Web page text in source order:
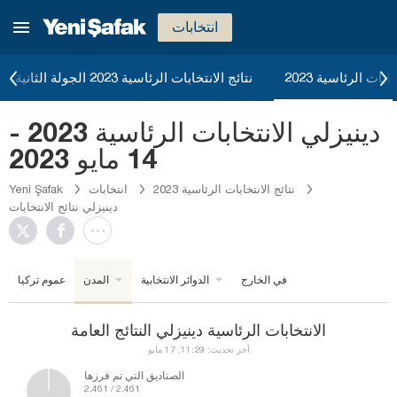
انتخابات
نتائج الانتخابات الرئاسية 2023 الجولة الثانية الرئاسية 2023
دينيزلي الانتخابات الرئاسية 2023 -
14 مايو 2023
Yeni Şafak انتخابات
نتائج الانتخابات الرئاسية 2023
دينيزلي نتائج الانتخابات
عموم تركيا المدن الدوائر الانتخابية في الخارج
الانتخابات الرئاسية دينيزلي النتائج العامة
آخر تحديث: 11:29, 17 مايو
الصناديق التي تم فرزها
2.461 / 2.461